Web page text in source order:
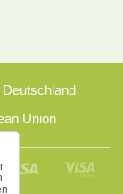
Deutschland
Union